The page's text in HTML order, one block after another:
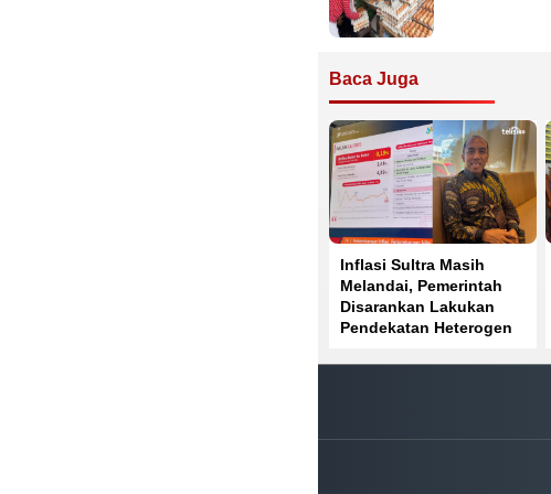
Baca Juga
Inflasi Sultra Masih
Melandai, Pemerintah
Disarankan Lakukan
Pendekatan Heterogen